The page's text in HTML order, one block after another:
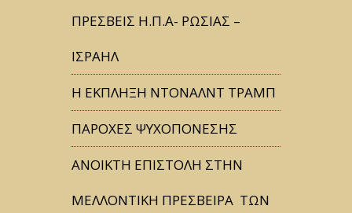
ΠΡΕΣΒΕΙΣ Η.Π.Α- ΡΩΣΙΑΣ –
ΙΣΡΑΗΛ
Η ΕΚΠΛΗΞΗ ΝΤΟΝΑΛΝΤ ΤΡΑΜΠ
ΠΑΡΟΧΕΣ ΨΥΧΟΠΟΝΕΣΗΣ
ΑΝΟΙΚΤΗ ΕΠΙΣΤΟΛΗ ΣΤΗΝ
ΜΕΛΛΟΝΤΙΚΗ ΠΡΕΣΒΕΙΡΑ ΤΩΝ